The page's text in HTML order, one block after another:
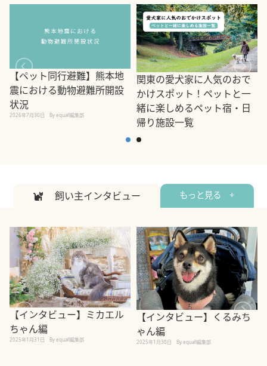
【ペット同行避難】熊本地
震における動物避難所開設
状況
2026年7月30日 By equall編集部
関東の愛犬家に人気のおで
かけスポット！ペットと一
緒に楽しめるペット宿・日
帰り施設一覧
飼い主インタビュー もっと見る +
【インタビュー】ミカエル
ちゃん編
2025年1月31日 By equall編集部
【インタビュー】くるみち
ゃん編
2025年1月30日 By equall編集部